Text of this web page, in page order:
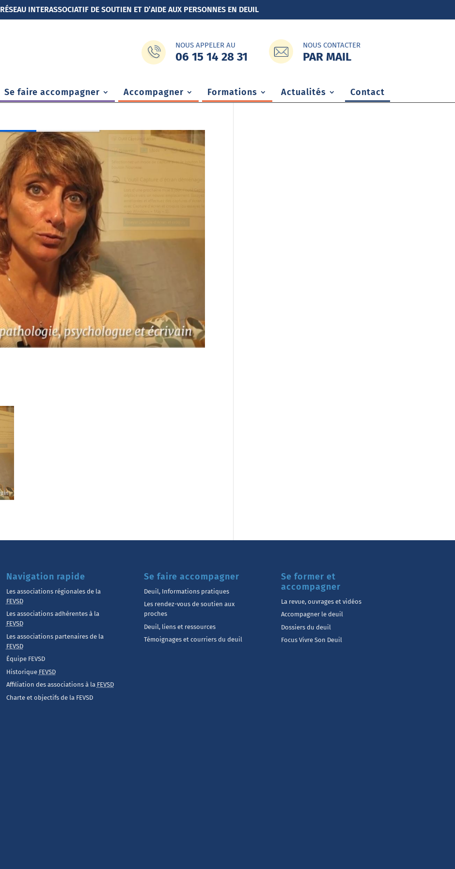
RÉSEAU INTERASSOCIATIF DE SOUTIEN ET D’AIDE AUX PERSONNES EN DEUIL
NOUS APPELER AU
06 15 14 28 31
NOUS CONTACTER
PAR MAIL
Se faire accompagner Accompagner Formations Actualités Contact
Navigation rapide
Les associations régionales de la
FEVSD
Les associations adhérentes à la
FEVSD
Les associations partenaires de la
FEVSD
Équipe FEVSD
Historique FEVSD
Affiliation des associations à la FEVSD
Charte et objectifs de la FEVSD
Se faire accompagner
Deuil, Informations pratiques
Les rendez-vous de soutien aux
proches
Deuil, liens et ressources
Témoignages et courriers du deuil
Se former et
accompagner
La revue, ouvrages et vidéos
Accompagner le deuil
Dossiers du deuil
Focus Vivre Son Deuil